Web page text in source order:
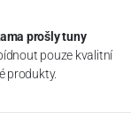
prošly tuny
pouze kvalitní
produkty.